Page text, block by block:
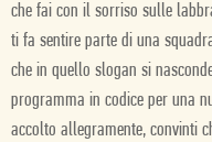
che fai con il sorriso sulle
ti fa sentire parte di una
che in quello slogan si
programma in codice per una
accolto allegramente, convinti